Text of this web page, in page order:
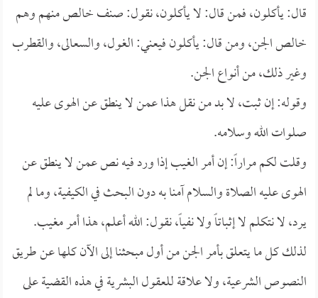
قال: يأكلون، فمن قال: لا يأكلون، نقول: صنف خالص منهم وهم
خالص الجن، ومن قال: يأكلون فيعني: الغول، والسعالى، والقطرب
وغير ذلك، من أنواع الجن.
وقوله: إن ثبت، لا بد من نقل هذا عمن لا ينطق عن الهوى عليه
صلوات الله وسلامه.
وقلت لكم مراراً: إن أمر الغيب إذا ورد فيه نص عمن لا ينطق عن
الهوى عليه الصلاة والسلام آمنا به دون البحث في الكيفية، وما لم
يرد، لا نتكلم لا إثباتاً ولا نفياً، نقول: الله أعلم، هذا أمر مغيب.
لذلك كل ما يتعلق بأمر الجن من أول مبحثنا إلى الآن كلها عن طريق
النصوص الشرعية، ولا علاقة للعقول البشرية في هذه القضية على